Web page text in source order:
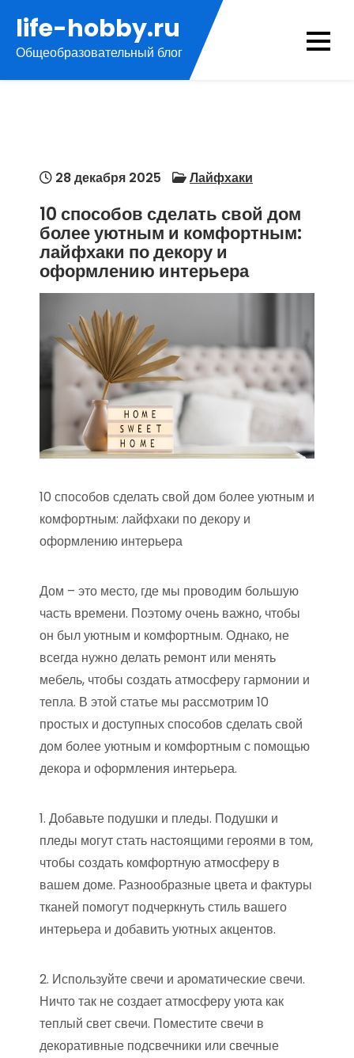
содержимому
life-hobby.ru
Общеобразовательный блог
28 декабря 2025 Лайфхаки
10 способов сделать свой дом
более уютным и комфортным:
лайфхаки по декору и
оформлению интерьера
10 способов сделать свой дом более уютным и
комфортным: лайфхаки по декору и
оформлению интерьера
Дом – это место, где мы проводим большую
часть времени. Поэтому очень важно, чтобы
он был уютным и комфортным. Однако, не
всегда нужно делать ремонт или менять
мебель, чтобы создать атмосферу гармонии и
тепла. В этой статье мы рассмотрим 10
простых и доступных способов сделать свой
дом более уютным и комфортным с помощью
декора и оформления интерьера.
1. Добавьте подушки и пледы. Подушки и
пледы могут стать настоящими героями в том,
чтобы создать комфортную атмосферу в
вашем доме. Разнообразные цвета и фактуры
тканей помогут подчеркнуть стиль вашего
интерьера и добавить уютных акцентов.
2. Используйте свечи и ароматические свечи.
Ничто так не создает атмосферу уюта как
теплый свет свечи. Поместите свечи в
декоративные подсвечники или свечные